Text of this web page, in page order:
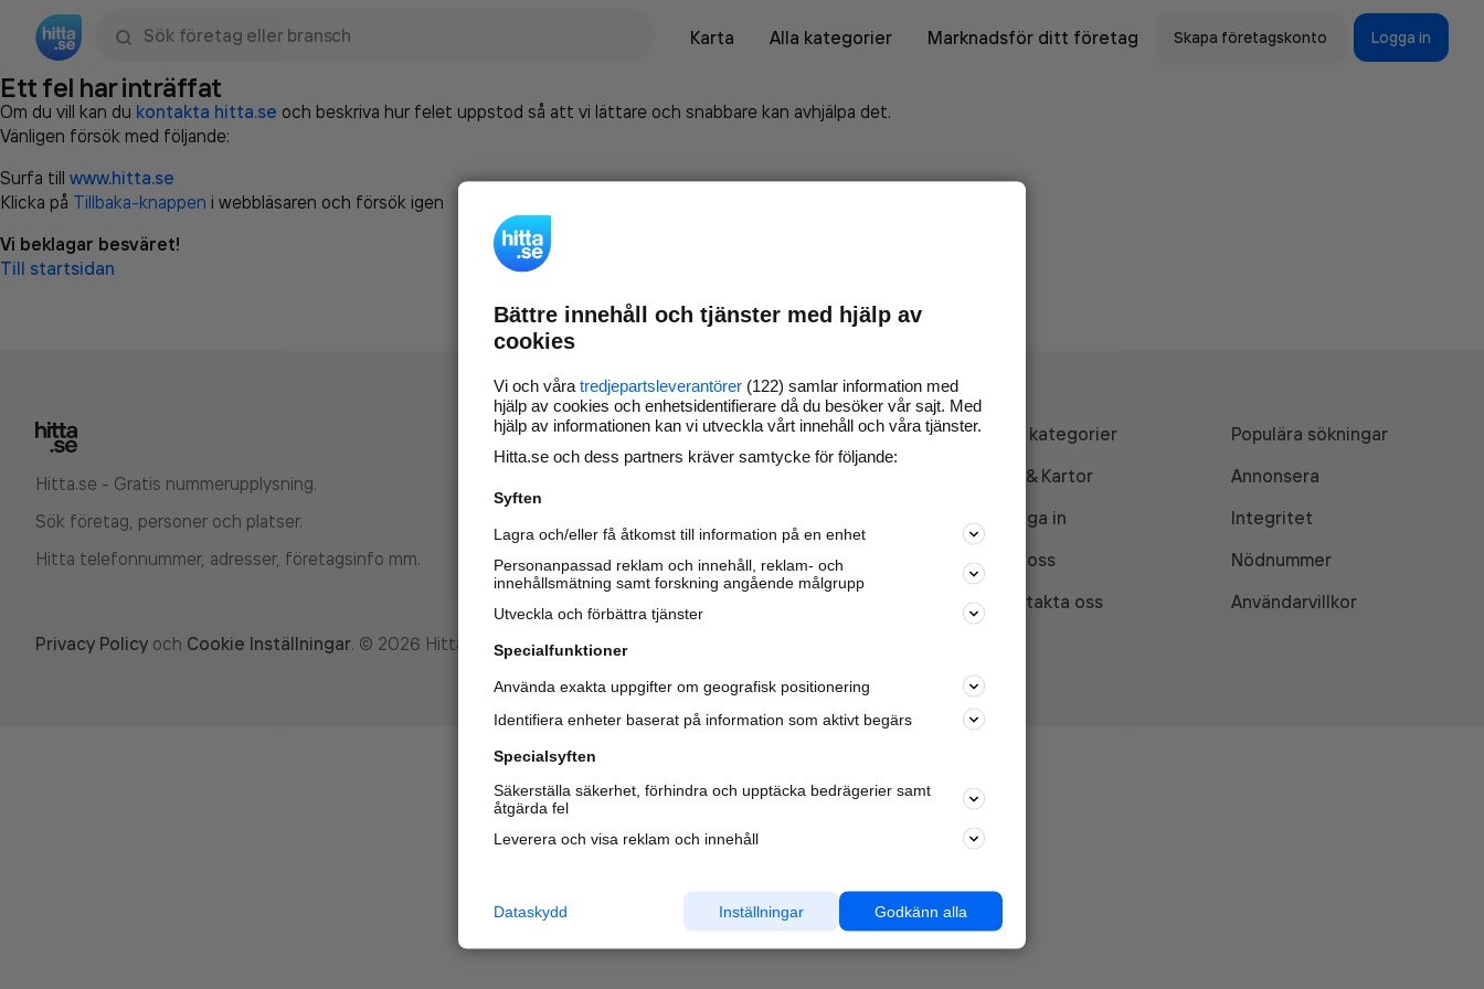
Karta
Alla kategorier Marknadsför ditt företag Skapa företagskonto Logga in
Ett fel har inträffat
Om du vill kan du kontakta hitta.se och beskriva hur felet uppstod så att vi lättare och snabbare kan avhjälpa det.
Vänligen försök med följande:
Surfa till www.hitta.se
Klicka på Tillbaka-knappen i webbläsaren och försök igen
Vi beklagar besväret!
Till startsidan
Hitta.se - Gratis nummerupplysning.
Sök företag, personer och platser.
Hitta telefonnummer, adresser, företagsinfo mm.
Marknadsför företaget på
nya kunder och
samarbetspartners nära dig.
Läs mer här
Alla kategorier
Populära sökningar
API & Kartor
Annonsera
Logga in
Integritet
Om oss
Nödnummer
Kontakta oss
Användarvillkor
Privacy Policy och Cookie Inställningar. © 2026 Hitta.se
Bättre innehåll och tjänster med hjälp av
cookies
Vi och våra tredjepartsleverantörer (122) samlar information med
hjälp av cookies och enhetsidentifierare då du besöker vår sajt. Med
hjälp av informationen kan vi utveckla vårt innehåll och våra tjänster.
Hitta.se och dess partners kräver samtycke för följande:
Syften
Lagra och/eller få åtkomst till information på en enhet
Personanpassad reklam och innehåll, reklam- och
innehållsmätning samt forskning angående målgrupp
Utveckla och förbättra tjänster
Specialfunktioner
Använda exakta uppgifter om geografisk positionering
Identifiera enheter baserat på information som aktivt begärs
Specialsyften
Säkerställa säkerhet, förhindra och upptäcka bedrägerier samt
åtgärda fel
Leverera och visa reklam och innehåll
Godkänn alla
Inställningar
Dataskydd